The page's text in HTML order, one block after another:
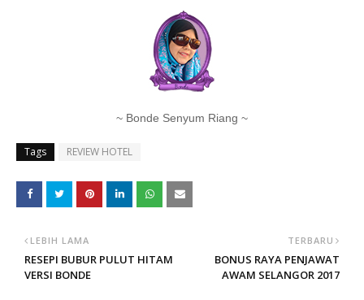
~ Bonde Senyum Riang ~
Tags REVIEW HOTEL
TERBARU
BONUS RAYA PENJAWAT
AWAM SELANGOR 2017
LEBIH LAMA
RESEPI BUBUR PULUT HITAM
VERSI BONDE